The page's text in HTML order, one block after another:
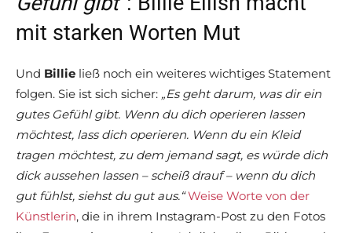
mit starken Worten Mut
Und Billie ließ noch ein weiteres wichtiges Statement
folgen. Sie ist sich sicher: „Es geht darum, was dir ein
gutes Gefühl gibt. Wenn du dich operieren lassen
möchtest, lass dich operieren. Wenn du ein Kleid
tragen möchtest, zu dem jemand sagt, es würde dich
dick aussehen lassen – scheiß drauf – wenn du dich
gut fühlst, siehst du gut aus.“ Weise Worte von der
Künstlerin, die in ihrem Instagram-Post zu den Fotos